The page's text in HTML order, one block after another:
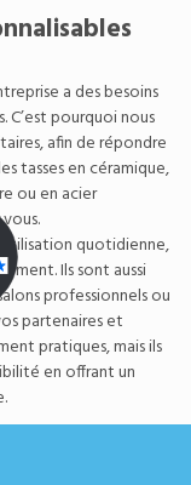
a des besoins
pourquoi nous
afin de répondre
tasses en céramique,
ou en acier
utilisation quotidienne,
Ils sont aussi
professionnels ou
partenaires et
pratiques, mais ils
en offrant un
mugs